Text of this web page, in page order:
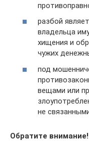
разбой
владельца
хищения и
чужих
под
вещами или
не
Обратите внимание!